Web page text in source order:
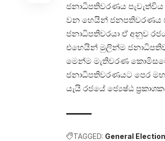
ජනාධිපතිවරණය
වන හෙයින් ජනපතිවරණය
ජනාධිපතිවරයා ඒ අනුව
එහෙයින් මුලින්ම
මෙන්ම මැතිවරණ
ජනාධිපතිවරණයට පෙර
යැයි රජයේ ජ්‍යෙෂ්ඨ
TAGGED: General